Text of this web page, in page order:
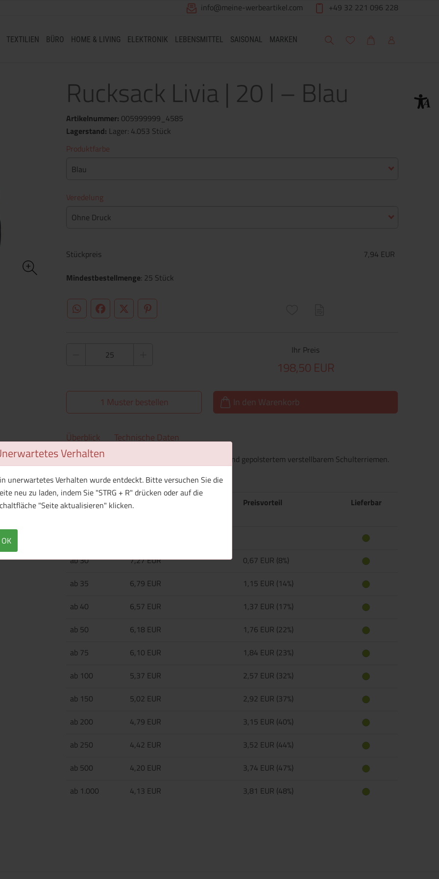
Verhalten
unerwartetes Verhalten wurde entdeckt. Bitte versuchen Sie die
neu zu laden, indem Sie "STRG + R" drücken oder auf die
"Seite aktualisieren" klicken.
OK
info@meine-werbeartikel.com +49 32 221 096 228
TEXTILIEN BÜRO HOME & LIVING ELEKTRONIK LEBENSMITTEL SAISONAL MARKEN Suche Meine Wunschliste
WarenkorbMein Account
Rucksack Livia | 20 l – Blau
Artikelnummer: 005999999_4585
Lagerstand: Lager: 4.053 Stück
Produktfarbe
Blau
Veredelung
Ohne Druck
Stückpreis
7,94 EUR
Mindestbestellmenge: 25 Stück
WhatsApp (#[creator\plugin\share\core\structs\SocialSharingServiceSettings]:only_chrome#)
FacebookTwitter (#[creator\plugin\share\core\structs\SocialSharingServiceSettings]:formaly_twitter#)
Pinterest
Ihr Preis
198,50 EUR
1 Muster bestellen In den Warenkorb
Überblick Technische Daten
Rucksack, 20 l, mit Reißverschlusstasche vorne und gepolstertem verstellbarem Schulterriemen.
Menge
Preis / Stück
Preisvorteil Lieferbar
ab 30
7,27 EUR
0,67 EUR (8%)
ab 35
6,79 EUR
1,15 EUR (14%)
ab 40
6,57 EUR
1,37 EUR (17%)
ab 50
6,18 EUR
1,76 EUR (22%)
ab 75
6,10 EUR
1,84 EUR (23%)
ab 100
5,37 EUR
2,57 EUR (32%)
ab 150
5,02 EUR
2,92 EUR (37%)
ab 200
4,79 EUR
3,15 EUR (40%)
ab 250
4,42 EUR
3,52 EUR (44%)
ab 500
4,20 EUR
3,74 EUR (47%)
ab 1.000
4,13 EUR 3,81 EUR (48%)